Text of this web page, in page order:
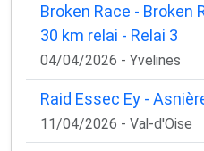
Broken Race - Broken
30 km relai - Relai 3
04/04/2026 - Yvelines
Raid Essec Ey -
11/04/2026 - Val-d'Oise